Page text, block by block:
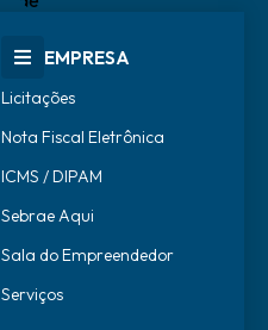
EMPRESA
Licitações
Nota Fiscal Eletrônica
ICMS / DIPAM
Sebrae Aqui
Sala do Empreendedor
Serviços